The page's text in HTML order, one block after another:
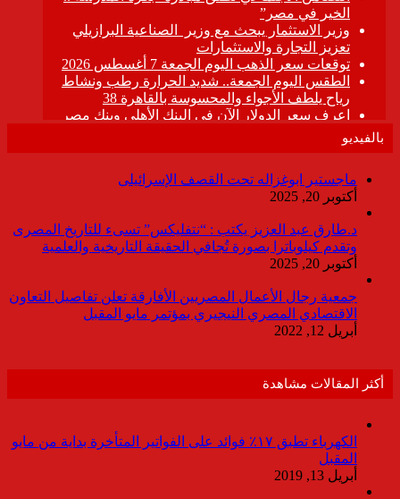
بالفيديو
ماجستير ابوغزاله تحت القصف الإسرائيلى
أكتوبر 20, 2025
د.طارق عبد العزيز يكتب : “نتفليكس” تسىء للتاريخ المصرى
وتقدم كيلوباترا بصورة تُجافي الحقيقة التاريخية والعلمية
أكتوبر 20, 2025
جمعية رجال الأعمال المصريين الأفارقة تعلن تفاصيل التعاون
الاقتصادي المصري النيجيري بمؤتمر مايو المقبل
أبريل 12, 2022
أكثر المقالات مشاهدة
الكهرباء تطبق ١٧٪ فوائد على الفواتير المتأخرة بداية من مايو
المقبل
أبريل 13, 2019